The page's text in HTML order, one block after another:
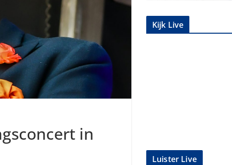
in
Kijk Live
Luister Live